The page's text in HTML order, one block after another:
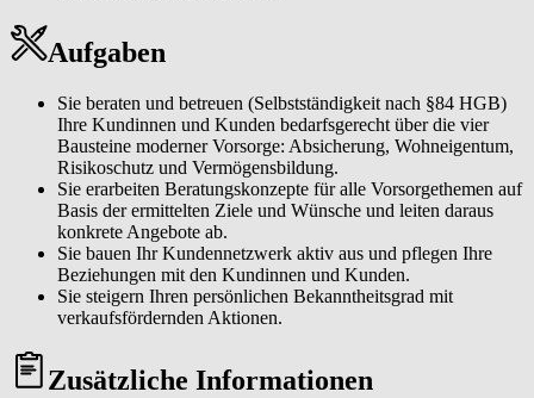
Aufgaben
Sie beraten und betreuen (Selbstständigkeit nach §84 HGB)
Ihre Kundinnen und Kunden bedarfsgerecht über die vier
Bausteine moderner Vorsorge: Absicherung, Wohneigentum,
Risikoschutz und Vermögensbildung.
Sie erarbeiten Beratungskonzepte für alle Vorsorgethemen auf
Basis der ermittelten Ziele und Wünsche und leiten daraus
konkrete Angebote ab.
Sie bauen Ihr Kundennetzwerk aktiv aus und pflegen Ihre
Beziehungen mit den Kundinnen und Kunden.
Sie steigern Ihren persönlichen Bekanntheitsgrad mit
verkaufsfördernden Aktionen.
Zusätzliche Informationen